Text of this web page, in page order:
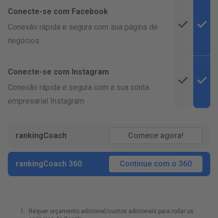
Conecte-se com Facebook
Conexão rápida e segura com sua página de
negócios
Conecte-se com Instagram
Conexão rápida e segura com a sua conta
empresarial Instagram
rankingCoach Comece agora!
rankingCoach 360 Continue com o 360
Requer orçamento adicional/custos adicionais para rodar os